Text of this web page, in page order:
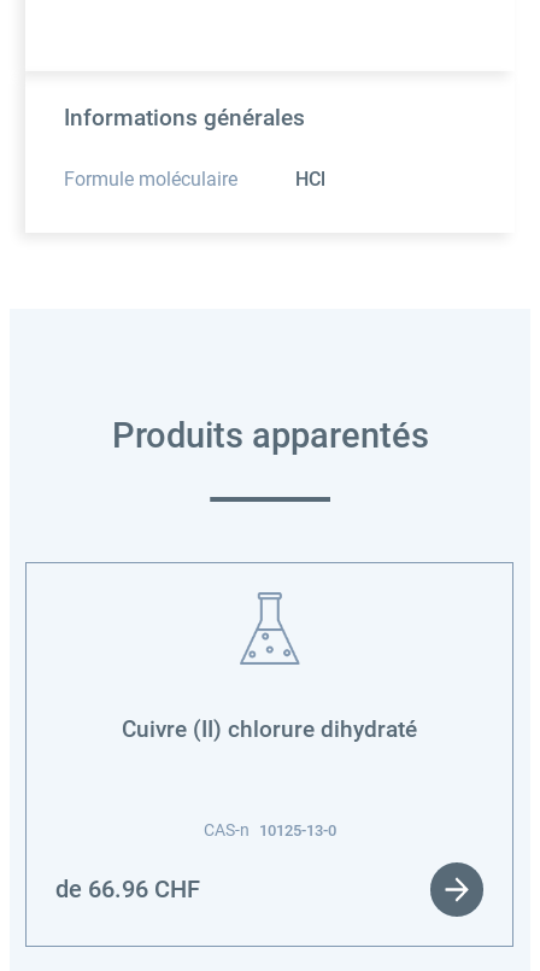
Informations générales
Formule moléculaire HCl
Produits apparentés
Cuivre (II) chlorure dihydraté
CAS-n 10125-13-0
de 66.96 CHF